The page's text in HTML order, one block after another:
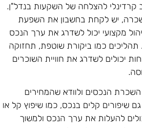
קרדינלי להצלחה של השקעות בנדל"ן.
יש לקחת בחשבון את השפעת
מקצועי יכול לשדרג את ערך הנכס
כמו ביקורת שוטפת, תחזוקה
יכולים לשדרג את חוויית השוכרים
הנכסים ולוודא שהמחירים
שיפורים קלים בנכס, כמו שיפוץ קל או
להעלות את ערך הנכס ולמשוך